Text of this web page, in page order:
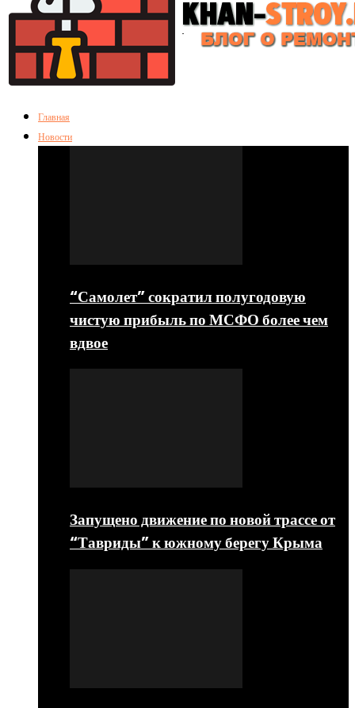
Главная
Новости
“Самолет” сократил полугодовую
чистую прибыль по МСФО более чем
вдвое
Запущено движение по новой трассе от
“Тавриды” к южному берегу Крыма